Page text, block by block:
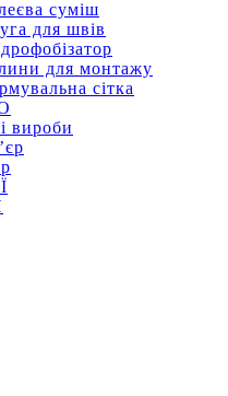
суміш
для швів
для монтажу
сітка
вироби